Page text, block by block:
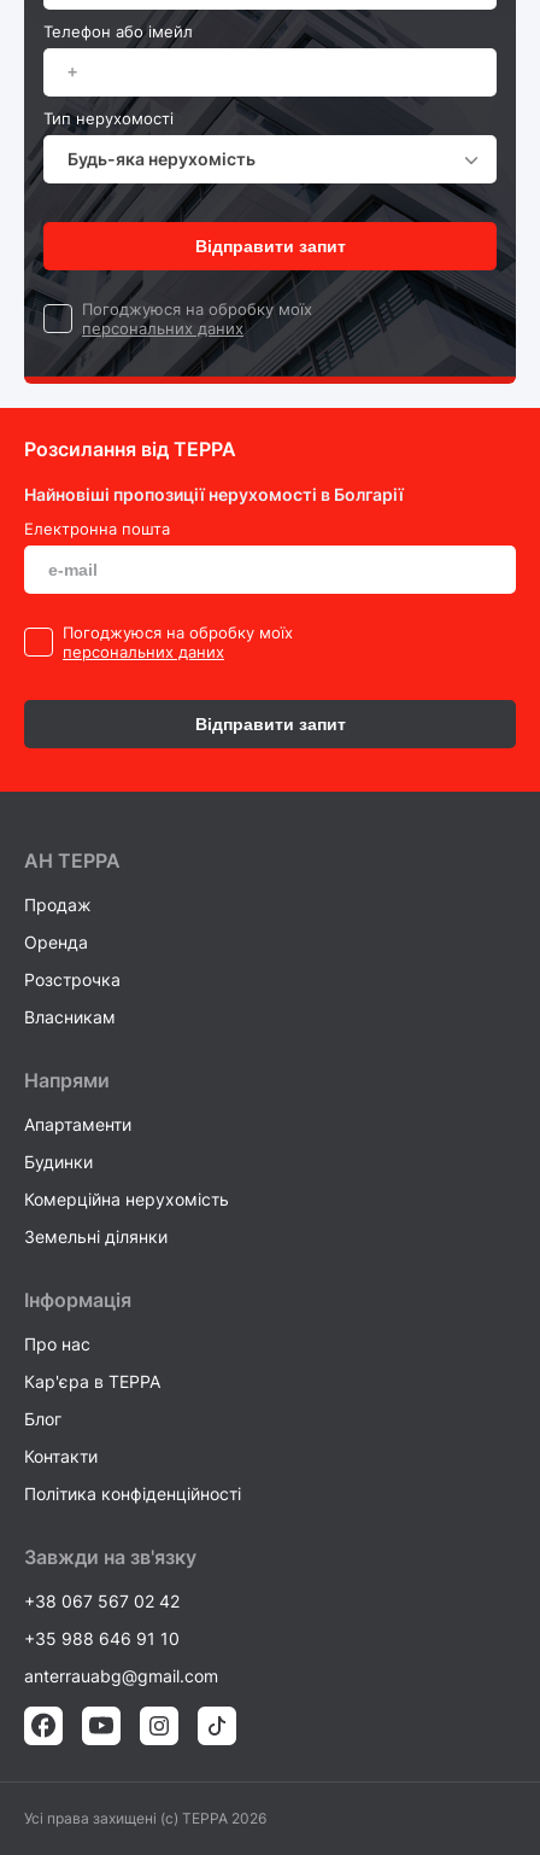
Телефон або імейл
Тип нерухомості
Будь-яка нерухомість
Відправити запит
Погоджуюся на обробку моїх
персональних даних
Розсилання від ТEPPA
Найновіші пропозиції нерухомості в Болгарії
Електронна пошта
Погоджуюся на обробку моїх
персональних даних
Відправити запит
AH ТEPPA
Продаж
Оренда
Розстрочка
Власникам
Напрями
Апартаменти
Будинки
Комерційна нерухомість
Земельні ділянки
Інформація
Про нас
Кар'єра в TEPPA
Блог
Контакти
Політика конфіденційності
Завжди на зв'язку
+38 067 567 02 42
+35 988 646 91 10
anterrauabg@gmail.com
Усі права захищені (c) TEPPA 2026